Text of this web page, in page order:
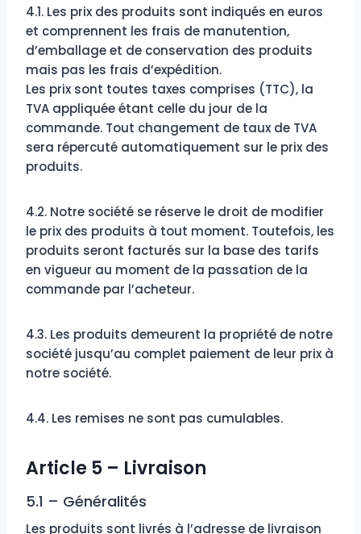
4.1. Les prix des produits sont indiqués en euros
et comprennent les frais de manutention,
d’emballage et de conservation des produits
mais pas les frais d’expédition.
Les prix sont toutes taxes comprises (TTC), la
TVA appliquée étant celle du jour de la
commande. Tout changement de taux de TVA
sera répercuté automatiquement sur le prix des
produits.
4.2. Notre société se réserve le droit de modifier
le prix des produits à tout moment. Toutefois, les
produits seront facturés sur la base des tarifs
en vigueur au moment de la passation de la
commande par l’acheteur.
4.3. Les produits demeurent la propriété de notre
société jusqu’au complet paiement de leur prix à
notre société.
4.4. Les remises ne sont pas cumulables.
Article 5 – Livraison
5.1 – Généralités
Les produits sont livrés à l’adresse de livraison